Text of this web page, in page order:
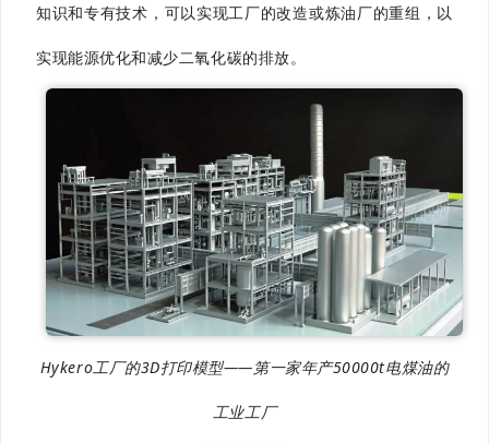
知识和专有技术，可以实现工厂的改造或炼油厂的重组，以
实现能源优化和减少二氧化碳的排放。
Hykero工厂的3D打印模型——第一家年产50000t电煤油的
工业工厂